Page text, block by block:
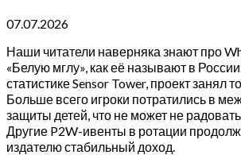
07.07.2026
Наши читатели наверняка знают про
«Белую мглу», как её называют в
статистике Sensor Tower, проект занял
Больше всего игроки потратились в
защиты детей, что не может не
Другие P2W-ивенты в ротации
издателю стабильный доход.